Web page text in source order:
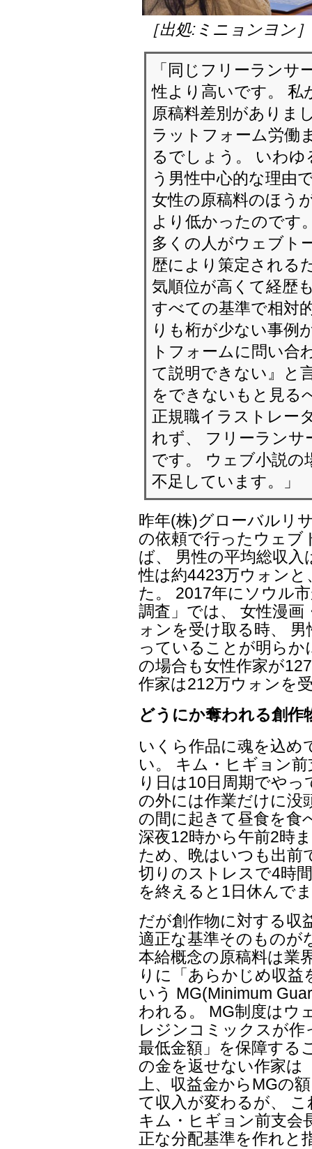
［出処:ミニョンヨン］
「同じフリーランサ
性より高いです。 私
原稿料差別がありま
ラットフォーム労働
るでしょう。 いわ
う男性中心的な理由
女性の原稿料のほう
より低かったのです
多くの人がウェブト
歴により策定される
気順位が高くて経歴
すべての基準で相対
りも桁が少ない事例
トフォームに問い合
て説明できない』と
をできないもと見る
正規職イラストレー
れず、 フリーランサ
です。 ウェブ小説の
不足しています。」
昨年(株)グローバルリ
の依頼で行ったウェブ
ば、 男性の平均総収
性は約4423万ウォン
た。 2017年にソウル
調査」では、 女性漫
ォンを受け取る時、
っていることが明ら
の場合も女性作家が
作家は212万ウォンを
どうにか奪われる創作
いくら作品に魂を込め
い。 キム・ヒギョン
り日は10日周期でや
の外には作業だけに没
の間に起きて昼食を食
深夜12時から午前2時
ため、晩はいつも出前
切りのストレスで4時
を終えると1日休んで
だが創作物に対する収
適正な基準そのものが
本給概念の原稿料は業
りに「あらかじめ収益
いう MG(Minimum
われる。 MG制度はウ
レジンコミックスが作
最低金額」を保障する
の金を返せない作家は
上、収益金からMGの
て収入が変わるが、
キム・ヒギョン前支会
正な分配基準を作れと